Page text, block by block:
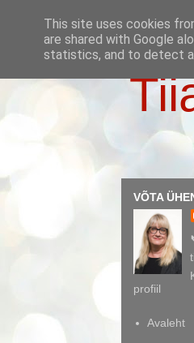
VÕTA
profiil
Avaleht
This site uses cookies
are shared with Google
statistics, and to detect